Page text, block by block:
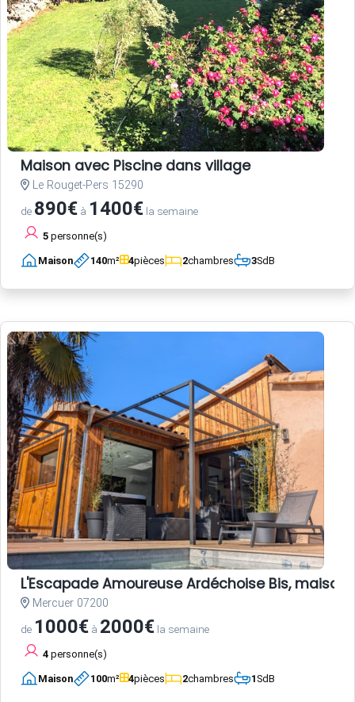
Maison avec Piscine dans village
Le Rouget-Pers 15290
de 890€ à 1400€ la semaine
5 personne(s)
Maison 140m² 4pièces 2chambres 3SdB
L'Escapade Amoureuse Ardéchoise Bis,
Mercuer 07200
de 1000€ à 2000€ la semaine
4 personne(s)
Maison 100m² 4pièces 2chambres 1SdB